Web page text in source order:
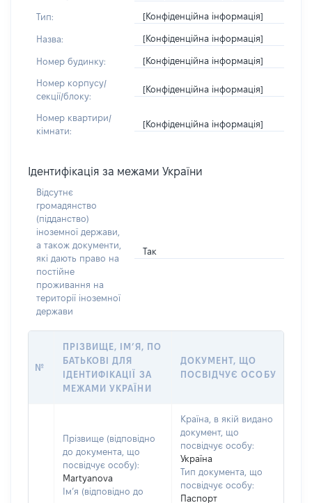
Тип: [Конфіденційна інформація]
Назва: [Конфіденційна інформація]
Номер будинку: [Конфіденційна інформація]
Номер корпусу/
секції/блоку:
[Конфіденційна інформація]
Номер квартири/
кімнати:
[Конфіденційна інформація]
Ідентифікація за межами України
Відсутнє
громадянство
(підданство)
іноземної держави,
а також документи,
які дають право на
постійне
проживання на
території іноземної
держави
Так
№
ПРІЗВИЩЕ, ІМ’Я, ПО
БАТЬКОВІ ДЛЯ
ІДЕНТИФІКАЦІЇ ЗА
МЕЖАМИ УКРАЇНИ
ДОКУМЕНТ, ЩО
ПОСВІДЧУЄ ОСОБУ
Прізвище (відповідно
до документа, що
посвідчує особу):
Martyanova
Ім’я (відповідно до
Країна, в якій видано
документ, що
посвідчує особу:
Україна
Тип документа, що
посвідчує особу:
Паспорт